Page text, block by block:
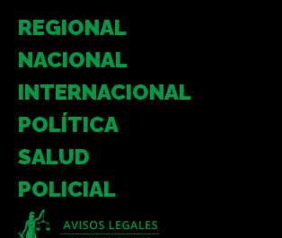
REGIONAL
NACIONAL
INTERNACIONAL
POLÍTICA
SALUD
POLICIAL